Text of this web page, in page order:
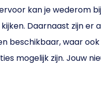
kan je wederom bij
Daarnaast zijn er
beschikbaar, waar ook
mogelijk zijn. Jouw